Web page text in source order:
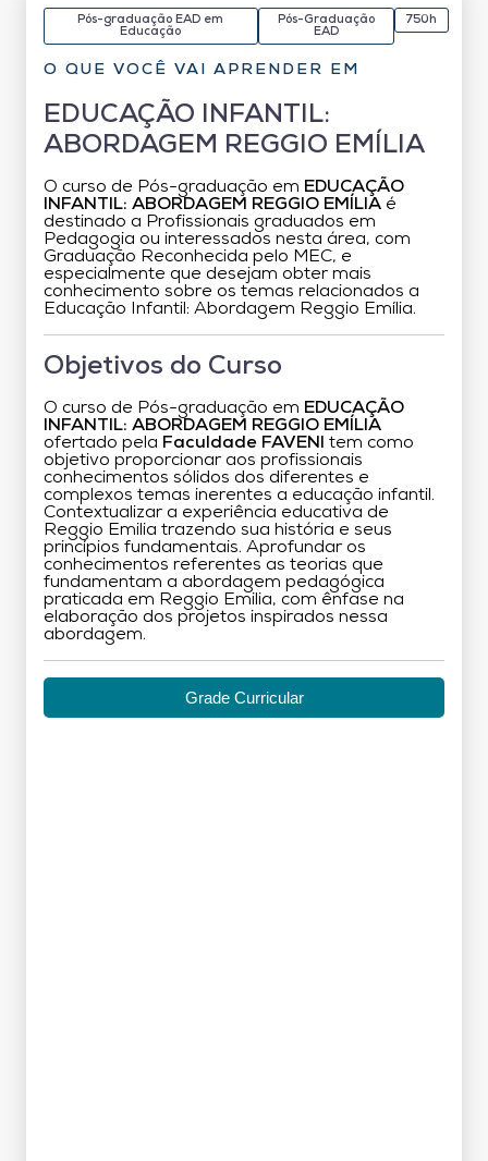
Pós-graduação EAD em
Educação
Pós-Graduação
EAD
750h
O QUE VOCÊ VAI APRENDER EM
EDUCAÇÃO INFANTIL:
ABORDAGEM REGGIO EMÍLIA
O curso de Pós-graduação em EDUCAÇÃO
INFANTIL: ABORDAGEM REGGIO EMÍLIA é
destinado a Profissionais graduados em
Pedagogia ou interessados nesta área, com
Graduação Reconhecida pelo MEC, e
especialmente que desejam obter mais
conhecimento sobre os temas relacionados a
Educação Infantil: Abordagem Reggio Emília.
Objetivos do Curso
O curso de Pós-graduação em EDUCAÇÃO
INFANTIL: ABORDAGEM REGGIO EMÍLIA
ofertado pela Faculdade FAVENI
tem como
objetivo proporcionar aos profissionais
conhecimentos sólidos dos diferentes e
complexos temas inerentes a educação infantil.
Contextualizar a experiência educativa de
Reggio Emilia trazendo sua história e seus
princípios fundamentais. Aprofundar os
conhecimentos referentes as teorias que
fundamentam a abordagem pedagógica
praticada em Reggio Emilia, com ênfase na
elaboração dos projetos inspirados nessa
abordagem.
Grade Curricular